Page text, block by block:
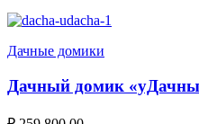
Дачные домики
Дачный домик